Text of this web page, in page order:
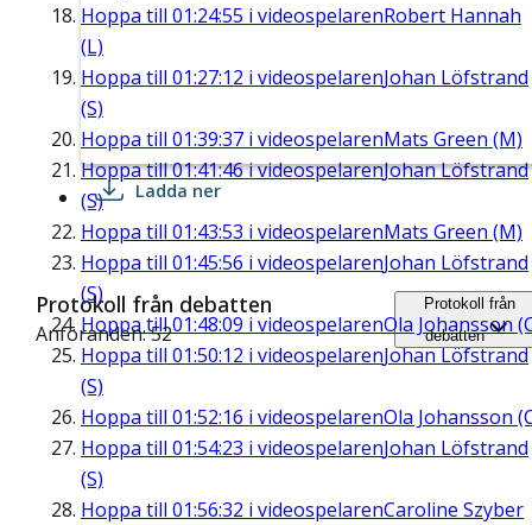
Hoppa till 01:24:55 i videospelarenRobert Hannah
(L)
Hoppa till 01:27:12 i videospelarenJohan Löfstrand
(S)
Hoppa till 01:39:37 i videospelarenMats Green (M)
Hoppa till01:41:46i videospelarenJohan Löfstrand
(S)
Hoppa till 01:43:53 i videospelarenMats Green (M)
Hoppa till 01:45:56 i videospelarenJohan Löfstrand
(S)
Hoppa till01:48:09 i videospelarenOla Johansson
Hoppa till 01:50:12 i videospelarenJohan Löfstrand
(S)
Hoppa till 01:52:16 i videospelarenOla Johansson
Hoppa till 01:54:23 i videospelarenJohan Löfstrand
(S)
Hoppa till 01:56:32 i videospelarenCaroline Szyber
Ladda ner
Protokoll från debatten
Anföranden: 52
Protokoll från
debatten